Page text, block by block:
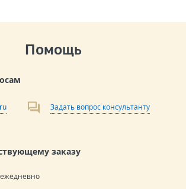
Помощь
Задать вопрос консультанту
заказу
ежедневно